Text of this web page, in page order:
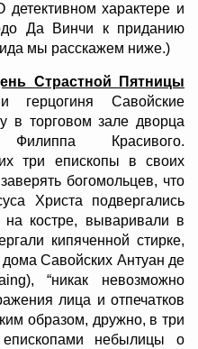
характере и
Да Винчи к приданию
мы расскажем ниже.)
Страстной Пятницы
герцогиня Савойские
в торговом зале дворца
Красивого.
три епископы в своих
богомольцев, что
Христа подвергались
костре, вываривали в
кипяченной стирке,
Савойских Антуан де
“никак невозможно
лица и отпечатков
образом, дружно, в три
небылицы о